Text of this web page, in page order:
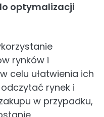
optymalizacji
rynków i
celu ułatwienia ich
rynek i
w przypadku,